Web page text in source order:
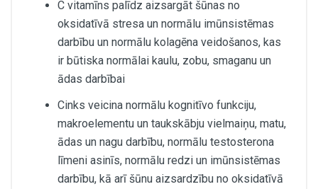
C vitamīns palīdz aizsargāt šūnas no
oksidatīvā stresa un normālu imūnsistēmas
darbību un normālu kolagēna veidošanos, kas
ir būtiska normālai kaulu, zobu, smaganu un
ādas darbībai
Cinks veicina normālu kognitīvo funkciju,
makroelementu un taukskābju vielmaiņu, matu,
ādas un nagu darbību, normālu testosterona
līmeni asinīs, normālu redzi un imūnsistēmas
darbību, kā arī šūnu aizsardzību no oksidatīvā